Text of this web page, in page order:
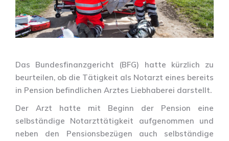
Das Bundesfinanzgericht (BFG) hatte kürzlich zu
beurteilen, ob die Tätigkeit als Notarzt eines bereits
in Pension befindlichen Arztes Liebhaberei darstellt.
Der Arzt hatte mit Beginn der Pension eine
selbständige Notarzttätigkeit aufgenommen und
neben den Pensionsbezügen auch selbständige